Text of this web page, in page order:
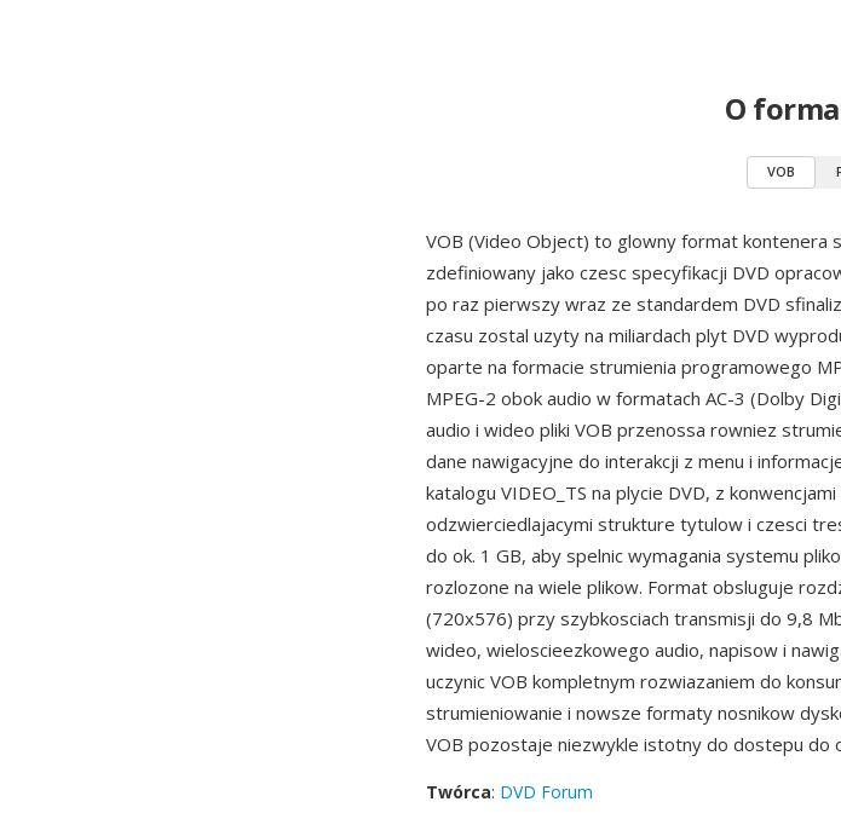
O
VOB
VOB (Video Object) to glowny format kontenera
zdefiniowany jako czesc specyfikacji DVD
po raz pierwszy wraz ze standardem DVD
czasu zostal uzyty na miliardach plyt DVD
oparte na formacie strumienia programowego
MPEG-2 obok audio w formatach AC-3 (Dolby
audio i wideo pliki VOB przenossa rowniez
dane nawigacyjne do interakcji z menu i
katalogu VIDEO_TS na plycie DVD, z
odzwierciedlajacymi strukture tytulow i czesci
do ok. 1 GB, aby spelnic wymagania systemu
rozlozone na wiele plikow. Format obsluguje
(720x576) przy szybkosciach transmisji do 9,8
wideo, wieloscieezkowego audio, napisow i
uczynic VOB kompletnym rozwiazaniem do
strumieniowanie i nowsze formaty nosnikow
VOB pozostaje niezwykle istotny do dostepu do
Twórca: DVD Forum